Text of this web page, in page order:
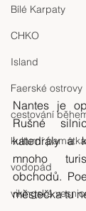
Bílé Karpaty
CHKO
Island
Faerské ostrovy
cestování
kulturní památka
vodopád
vikingská
Nantes je
Rušné
katedrály a
mnoho
obchodů.
městečka tu